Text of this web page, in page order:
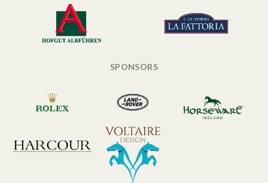
SPONSORS